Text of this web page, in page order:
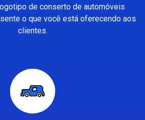
de conserto de automóveis
o que você está oferecendo aos
clientes.